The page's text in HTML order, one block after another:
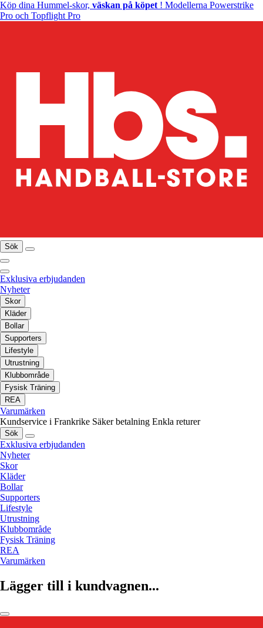
Köp dina Hummel-skor, väskan på köpet ! Modellerna Powerstrike
Pro och Topflight Pro
Sök
Exklusiva erbjudanden
Nyheter
Skor
Kläder
Bollar
Supporters
Lifestyle
Utrustning
Klubbområde
Fysisk Träning
REA
Varumärken
Kundservice i Frankrike Säker betalning Enkla returer
Sök
Exklusiva erbjudanden
Nyheter
Skor
Kläder
Bollar
Supporters
Lifestyle
Utrustning
Klubbområde
Fysisk Träning
REA
Varumärken
Lägger till i kundvagnen...